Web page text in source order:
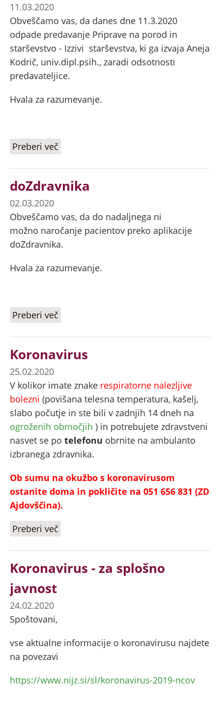
11.03.2020
Obveščamo vas, da danes dne 11.3.2020
odpade predavanje Priprave na porod in
starševstvo - Izzivi starševstva, ki ga izvaja Aneja
Kodrič, univ.dipl.psih., zaradi odsotnosti
predavateljice.
Hvala za razumevanje.
Preberi več
doZdravnika
02.03.2020
Obveščamo vas, da do nadaljnega ni
možno naročanje pacientov preko aplikacije
doZdravnika.
Hvala za razumevanje.
Preberi več
Koronavirus
25.02.2020
V kolikor imate znake respiratorne nalezljive
bolezni (povišana telesna temperatura, kašelj,
slabo počutje in ste bili v zadnjih 14 dneh na
ogroženih območjih ) in potrebujete zdravstveni
nasvet se po telefonu obrnite na ambulanto
izbranega zdravnika.
Ob sumu na okužbo s koronavirusom
ostanite doma in pokličite na 051 656 831 (ZD
Ajdovščina).
Preberi več
Koronavirus - za splošno
javnost
24.02.2020
Spoštovani,
vse aktualne informacije o koronavirusu najdete
na povezavi
https://www.nijz.si/sl/koronavirus-2019-ncov